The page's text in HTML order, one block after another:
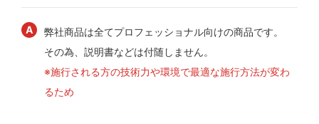
弊社商品は全てプロフェッショナル向けの商品です。
その為、説明書などは付随しません。
※施行される方の技術力や環境で最適な施行方法が変わ
るため